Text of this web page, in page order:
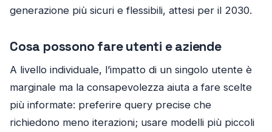
generazione più sicuri e flessibili, attesi per il 2030.
Cosa possono fare utenti e aziende
A livello individuale, l’impatto di un singolo utente è
marginale ma la consapevolezza aiuta a fare scelte
più informate: preferire query precise che
richiedono meno iterazioni; usare modelli più piccoli